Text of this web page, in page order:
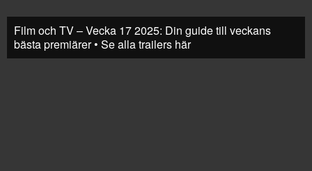
Film och TV – Vecka 17 2025: Din guide till veckans
bästa premiärer • Se alla trailers här